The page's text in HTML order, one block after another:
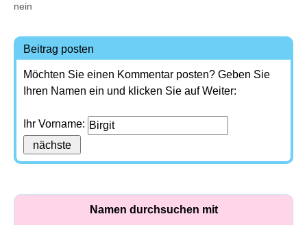
nein
Beitrag posten
Möchten Sie einen Kommentar posten? Geben Sie
Ihren Namen ein und klicken Sie auf Weiter:
Ihr Vorname:
Namen durchsuchen mit